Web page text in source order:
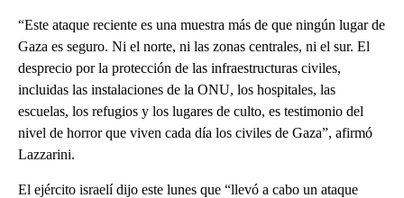
“Este ataque reciente es una muestra más de que ningún lugar de
Gaza es seguro. Ni el norte, ni las zonas centrales, ni el sur. El
desprecio por la protección de las infraestructuras civiles,
incluidas las instalaciones de la ONU, los hospitales, las
escuelas, los refugios y los lugares de culto, es testimonio del
nivel de horror que viven cada día los civiles de Gaza”, afirmó
Lazzarini.
El ejército israelí dijo este lunes que “llevó a cabo un ataque